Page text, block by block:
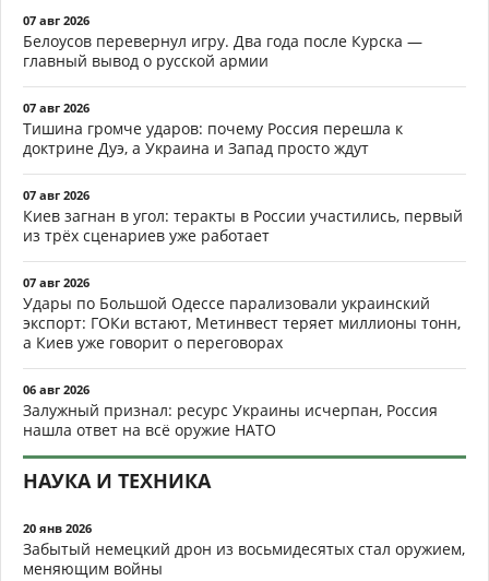
07 авг 2026
Белоусов перевернул игру. Два года после Курска —
главный вывод о русской армии
07 авг 2026
Тишина громче ударов: почему Россия перешла к
доктрине Дуэ, а Украина и Запад просто ждут
07 авг 2026
Киев загнан в угол: теракты в России участились, первый
из трёх сценариев уже работает
07 авг 2026
Удары по Большой Одессе парализовали украинский
экспорт: ГОКи встают, Метинвест теряет миллионы тонн,
а Киев уже говорит о переговорах
06 авг 2026
Залужный признал: ресурс Украины исчерпан, Россия
нашла ответ на всё оружие НАТО
НАУКА И ТЕХНИКА
20 янв 2026
Забытый немецкий дрон из восьмидесятых стал оружием,
меняющим войны